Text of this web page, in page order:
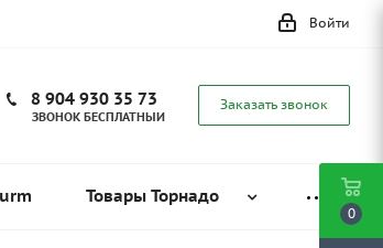
Войти
8 904 930 35 73
ЗВОНОК БЕСПЛАТНЫЙ
Заказать звонок
Товары Торнадо
0